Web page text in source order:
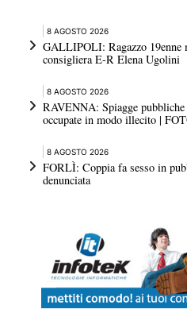
8 AGOSTO 2026
GALLIPOLI: Ragazzo 19enne
consigliera E-R Elena Ugolini
8 AGOSTO 2026
RAVENNA: Spiagge
occupate in modo illecito |
8 AGOSTO 2026
FORLÌ: Coppia fa sesso in
denunciata